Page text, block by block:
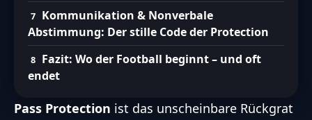
Kommunikation & Nonverbale
Abstimmung: Der stille Code der Protection
Fazit: Wo der Football beginnt – und oft
endet
Pass Protection ist das unscheinbare Rückgrat